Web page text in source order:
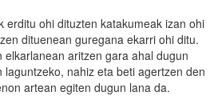
erditu ohi dituzten katakumeak izan ohi
dituenean guregana ekarri ohi ditu.
elkarlanean aritzen gara ahal dugun
nahiz eta beti agertzen den
artean egiten dugun lana da.